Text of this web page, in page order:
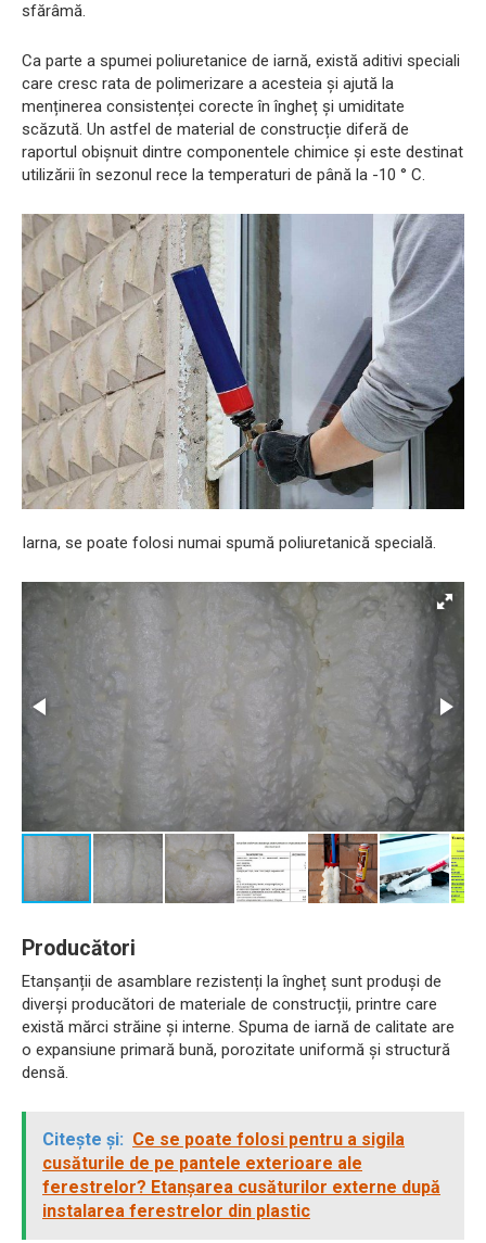
sfărâmă.
Ca parte a spumei poliuretanice de iarnă, există aditivi speciali
care cresc rata de polimerizare a acesteia și ajută la
menținerea consistenței corecte în îngheț și umiditate
scăzută. Un astfel de material de construcție diferă de
raportul obișnuit dintre componentele chimice și este destinat
utilizării în sezonul rece la temperaturi de până la -10 ° C.
Iarna, se poate folosi numai spumă poliuretanică specială.
Producători
Etanșanții de asamblare rezistenți la îngheț sunt produși de
diverși producători de materiale de construcții, printre care
există mărci străine și interne. Spuma de iarnă de calitate are
o expansiune primară bună, porozitate uniformă și structură
densă.
Citește și: Ce se poate folosi pentru a sigila
cusăturile de pe pantele exterioare ale
ferestrelor? Etanșarea cusăturilor externe după
instalarea ferestrelor din plastic